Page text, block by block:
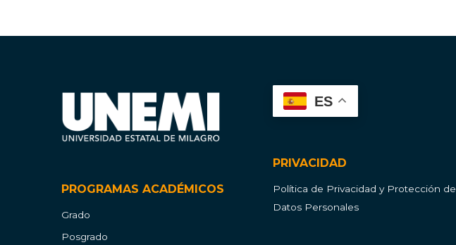
PROGRAMAS ACADÉMICOS
Grado
Posgrado
ES
PRIVACIDAD
Política de Privacidad y Protección de
Datos Personales